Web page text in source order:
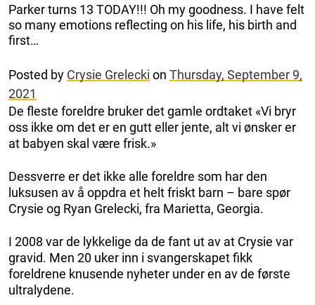
Parker turns 13 TODAY!!! Oh my goodness. I have felt
so many emotions reflecting on his life, his birth and
first…
Posted by Crysie Grelecki on Thursday, September 9,
2021
De fleste foreldre bruker det gamle ordtaket «Vi bryr
oss ikke om det er en gutt eller jente, alt vi ønsker er
at babyen skal være frisk.»
Dessverre er det ikke alle foreldre som har den
luksusen av å oppdra et helt friskt barn – bare spør
Crysie og Ryan Grelecki, fra Marietta, Georgia.
I 2008 var de lykkelige da de fant ut av at Crysie var
gravid. Men 20 uker inn i svangerskapet fikk
foreldrene knusende nyheter under en av de første
ultralydene.